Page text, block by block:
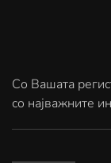
Со Вашата
со најважните